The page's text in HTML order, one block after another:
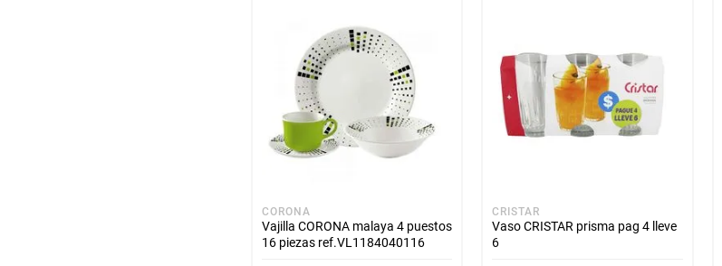
CORONA
Vajilla CORONA malaya 4 puestos
16 piezas ref.VL1184040116
CRISTAR
Vaso CRISTAR prisma pag 4 lleve
6